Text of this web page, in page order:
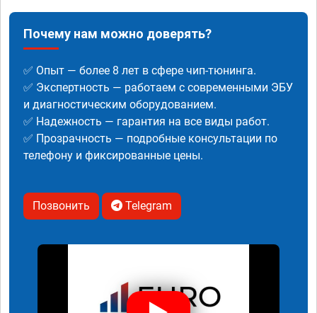
Почему нам можно доверять?
✅ Опыт — более 8 лет в сфере чип-тюнинга.
✅ Экспертность — работаем с современными ЭБУ
и диагностическим оборудованием.
✅ Надежность — гарантия на все виды работ.
✅ Прозрачность — подробные консультации по
телефону и фиксированные цены.
Позвонить Telegram